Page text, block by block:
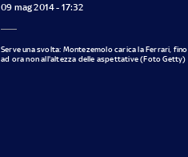
09 mag 2014 - 17:32
Serve una svolta: Montezemolo carica la Ferrari, fino
ad ora non all'altezza delle aspettative (Foto Getty)